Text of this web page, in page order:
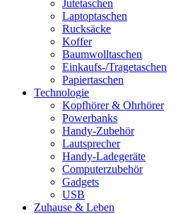
Jutetaschen
Laptoptaschen
Rucksäcke
Koffer
Baumwolltaschen
Einkaufs-/Tragetaschen
Papiertaschen
Technologie
Kopfhörer & Ohrhörer
Powerbanks
Handy-Zubehör
Lautsprecher
Handy-Ladegeräte
Computerzubehör
Gadgets
USB
Zuhause & Leben